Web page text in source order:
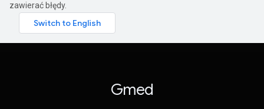
zawierać błędy.
Gmed